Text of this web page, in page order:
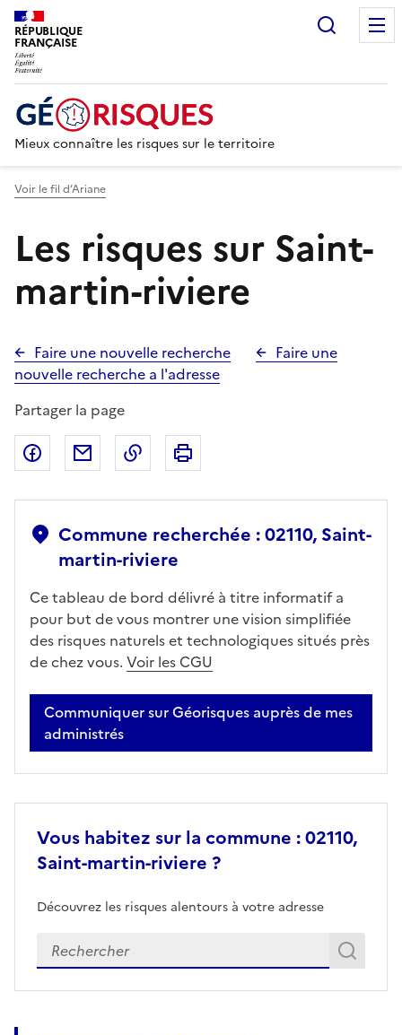
RÉPUBLIQUE
FRANÇAISE
Mieux connaître les risques sur le territoire
Voir le fil d’Ariane
Les risques sur Saint-
martin-riviere
Faire une nouvelle recherche
Faire une
nouvelle recherche a l'adresse
Partager la page
Partager sur Facebook
Partager par emailCopier dans le presse-papier
Commune recherchée : 02110, Saint-
martin-riviere
Ce tableau de bord délivré à titre informatif a
pour but de vous montrer une vision simplifiée
des risques naturels et technologiques situés près
de chez vous. Voir les CGU
Communiquer sur Géorisques auprès de mes
administrés
Vous habitez sur la commune : 02110,
Saint-martin-riviere ?
Découvrez les risques alentours à votre adresse
Veuillez renseigner votre adresse exacte